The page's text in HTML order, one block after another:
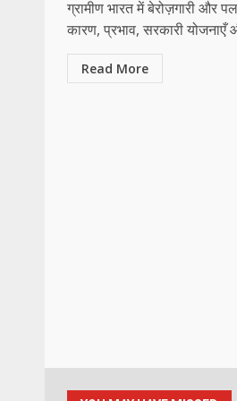
ग्रामीण भारत में बेरोज़गारी और
कारण, प्रभाव, सरकारी योजनाएँ
Read More